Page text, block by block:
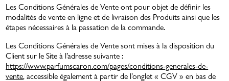
Les Conditions Générales de Vente ont pour objet de définir les
modalités de vente en ligne et de livraison des Produits ainsi que les
étapes nécessaires à la passation de la commande.
Les Conditions Générales de Vente sont mises à la disposition du
Client sur le Site à l’adresse suivante :
https://www.parfumscaron.com/pages/conditions-generales-de-
vente, accessible également à partir de l’onglet « CGV » en bas de